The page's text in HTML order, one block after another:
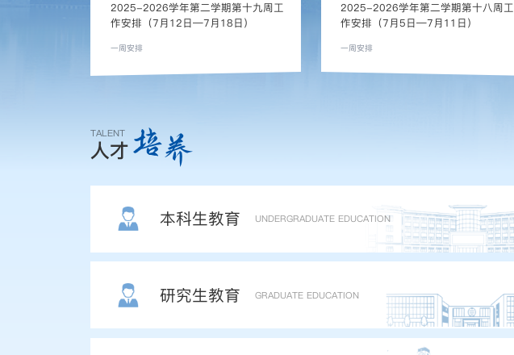
2025-2026学年第二学期第十九周工
作安排（7月12日—7月18日）
一周安排
2025-2026学年第二学期第十八周工
作安排（7月5日—7月11日）
一周安排
TALENT
人才培养
本科生教育 UNDERGRADUATE EDUCATION
研究生教育 GRADUATE EDUCATION